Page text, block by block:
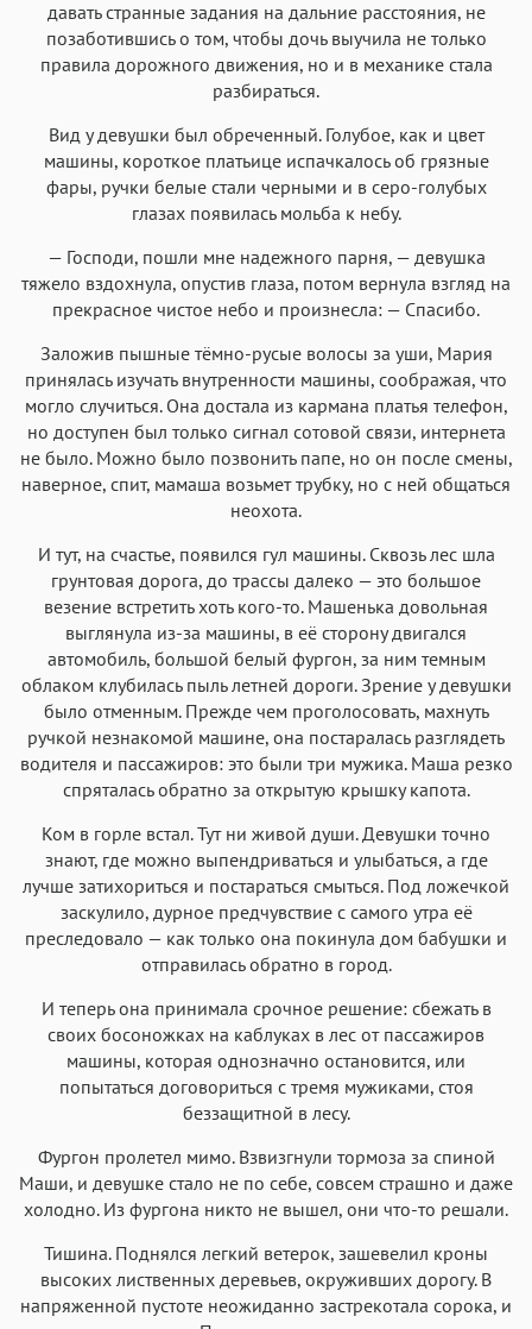
давать странные задания на дальние расстояния, не
позаботившись о том, чтобы дочь выучила не только
правила дорожного движения, но и в механике стала
разбираться.
‍​ ‌ ‌ ​ ​ ‌ ‌ ‌ ​ ​ ‌ ​ ‌ ‌ ​ ‌ ​ ​ ​ ‌ ​ ‌ ‌ ‌ ​ ‌ ‌ ​ ​ ​ ‌ ‌ ​ ​ ‌ ‌ ​ ‌ ​ ‌ ​ ​ ​ ‌ ​ ‌ ‌‍Вид у девушки был обреченный. Голубое, как и цвет
машины, короткое платьице испачкалось об грязные
фары, ручки белые стали черными и в серо-голубых
глазах появилась мольба к небу.
— Господи, пошли мне надежного парня, — девушка
тяжело вздохнула, опустив глаза, потом вернула взгляд на
прекрасное чистое небо и произнесла: — Спасибо.
Заложив пышные тёмно-русые волосы за уши, Мария
принялась изучать внутренности машины, соображая, что
могло случиться. Она достала из кармана платья телефон,
но доступен был только сигнал сотовой связи, интернета
не было. Можно было позвонить папе, но он после смены,
наверное, спит, мамаша возьмет трубку, но с ней общаться
неохота.
И тут, на счастье, появился гул машины. Сквозь лес шла
грунтовая дорога, до трассы далеко — это большое
везение встретить хоть кого-то. Машенька довольная
выглянула из-за машины, в её сторону двигался
автомобиль, большой белый фургон, за ним темным
облаком клубилась пыль летней дороги. Зрение у девушки
было отменным. Прежде чем проголосовать, махнуть
ручкой незнакомой машине, она постаралась разглядеть
водителя и пассажиров: это были три мужика. Маша резко
спряталась обратно за открытую крышку капота.
Ком в горле встал. Тут ни живой души. Девушки точно
знают, где можно выпендриваться и улыбаться, а где
лучше затихориться и постараться смыться. Под ложечкой
заскулило, дурное предчувствие с самого утра её
преследовало — как только она покинула дом бабушки и
отправилась обратно в город.
И теперь она принимала срочное решение: сбежать в
своих босоножках на каблуках в лес от пассажиров
машины, которая однозначно остановится, или
попытаться договориться с тремя мужиками, стоя
беззащитной в лесу.
Фургон пролетел мимо. Взвизгнули тормоза за спиной
Маши, и девушке стало не по себе, совсем страшно и даже
холодно. Из фургона никто не вышел, они что-то решали.
Тишина. Поднялся легкий ветерок, зашевелил кроны
высоких лиственных деревьев, окруживших дорогу. В
напряженной пустоте неожиданно застрекотала сорока, и